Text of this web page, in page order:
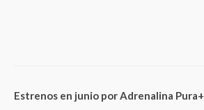
Estrenos en junio por Adrenalina Pura+